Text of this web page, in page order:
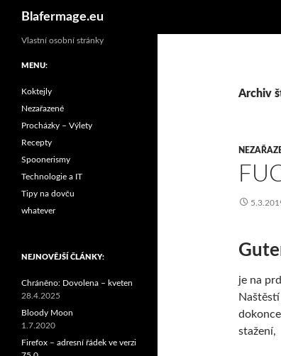
Blafermage.eu
Archiv
je na
stažení,
Vlastní osobní stránky
MENU:
Koktejly
Nezařazené
Procházky – Výlety
Recepty
Spoonerismy
Technologie a IT
Tipy na dovču
whatever
NEJNOVĚJŠÍ ČLÁNKY:
Chráněno: Dovolena – kveten
28.4.2025
Bloody Moon
1.7.2020
Firefox – adresní řádek ve verzi